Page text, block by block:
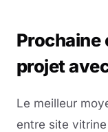
Prochaine
projet
Le meilleur
entre site